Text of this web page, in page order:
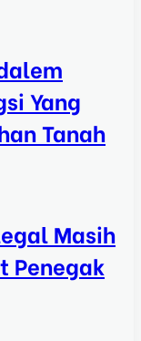
Yang
Tanah
Masih
Penegak